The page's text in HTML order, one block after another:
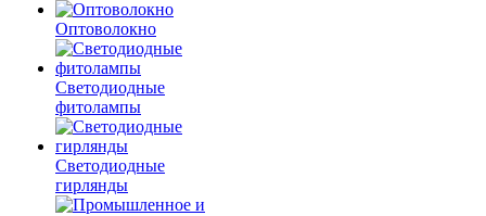
Оптоволокно
Светодиодные
фитолампы
Светодиодные
гирлянды